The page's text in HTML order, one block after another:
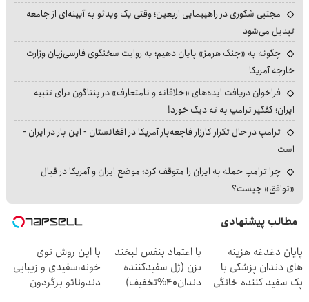
مجتبی شکوری در راهپیمایی اربعین؛ وقتی یک ویدئو به آیینه‌ای از جامعه
تبدیل می‌شود
چگونه به «جنگ هرمز» پایان دهیم؛ به روایت سخنگوی فارسی‌زبان وزارت
خارجه آمریکا
فراخوان دریافت ایده‌های «خلاقانه و نامتعارف» در پنتاگون برای تنبیه
ایران؛ کفگیر ترامپ به ته دیگ خورد!
ترامپ در حال تکرار کارزار فاجعه‌بار آمریکا در افغانستان - این بار در ایران -
است
چرا ترامپ حمله به ایران را متوقف کرد؛ موضع ایران و آمریکا در قبال
«توافق» چیست؟
مطالب پیشنهادی
پایان دغدغه هزینه
های دندان پزشکی با
پک سفید کننده خانگی
با اعتماد بنفس لبخند
بزن (ژل سفیدکننده
دندان40%تخفیف)
با این روش توی
خونه،سفیدی و زیبایی
دندوناتو برگردون